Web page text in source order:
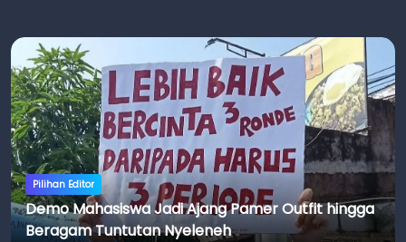
Pilihan Editor
Demo Mahasiswa Jadi Ajang Pamer Outfit hingga
Beragam Tuntutan Nyeleneh